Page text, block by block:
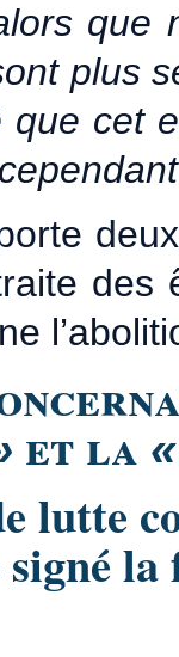
que
plus
cet
des
et la
lutte